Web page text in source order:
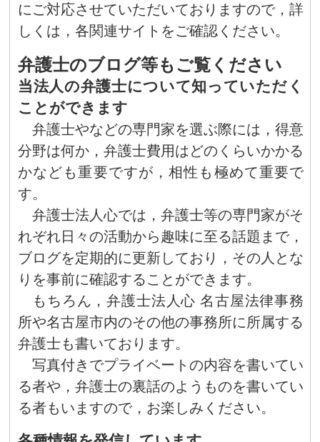
にご対応させていただいておりますので，詳
しくは，各関連サイトをご確認ください。
弁護士のブログ等もご覧ください
当法人の弁護士について知っていただく
ことができます
弁護士やなどの専門家を選ぶ際には，得意
分野は何か，弁護士費用はどのくらいかかる
かなども重要ですが，相性も極めて重要で
す。
弁護士法人心では，弁護士等の専門家がそ
れぞれ日々の活動から趣味に至る話題まで，
ブログを定期的に更新しており，その人とな
りを事前に確認することができます。
もちろん，弁護士法人心 名古屋法律事務
所や名古屋市内のその他の事務所に所属する
弁護士も書いております。
写真付きでプライベートの内容を書いてい
る者や，弁護士の裏話のようものを書いてい
る者もいますので，お楽しみください。